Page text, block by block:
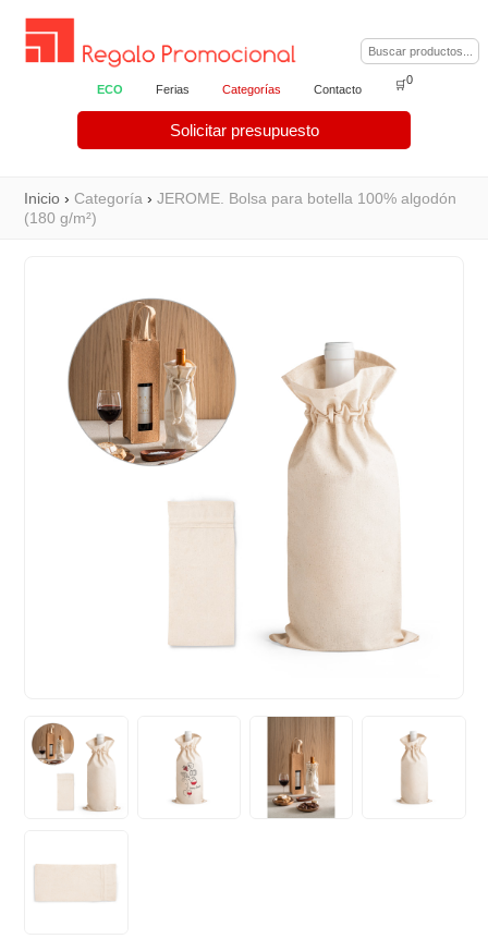
ECO Ferias Categorías Contacto
Solicitar presupuesto
🛒0
Inicio ›Categoría ›JEROME. Bolsa para botella 100% algodón
(180 g/m²)